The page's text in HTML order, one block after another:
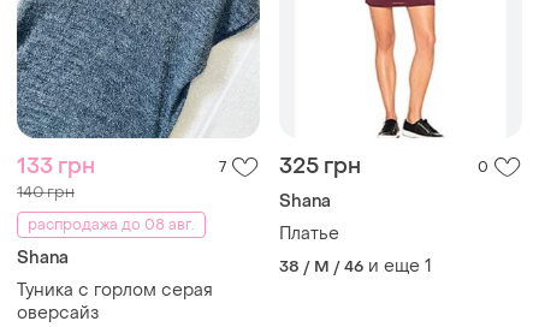
133 грн 7
140 грн
распродажа до 08 авг.
Shana
Туника с горлом серая
оверсайз
325 грн 0
Shana
Платье
38 / M / 46 и еще 1